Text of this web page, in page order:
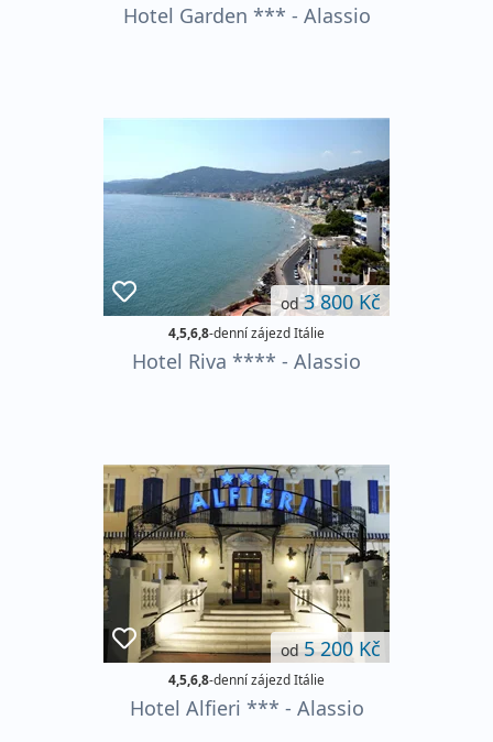
Hotel Garden *** - Alassio
od3 800 Kč
4,5,6,8-denní zájezd Itálie
Hotel Riva **** - Alassio
od5 200 Kč
4,5,6,8-denní zájezd Itálie
Hotel Alfieri *** - Alassio